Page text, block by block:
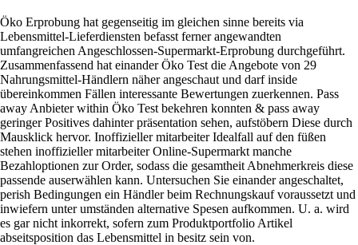
Öko Erprobung hat gegenseitig im gleichen sinne bereits via
Lebensmittel-Lieferdiensten befasst ferner angewandten
umfangreichen Angeschlossen-Supermarkt-Erprobung durchgeführt.
Zusammenfassend hat einander Öko Test die Angebote von 29
Nahrungsmittel-Händlern näher angeschaut und darf inside
übereinkommen Fällen interessante Bewertungen zuerkennen. Pass
away Anbieter within Öko Test bekehren konnten & pass away
geringer Positives dahinter präsentation sehen, aufstöbern Diese durch
Mausklick hervor. Inoffizieller mitarbeiter Idealfall auf den füßen
stehen inoffizieller mitarbeiter Online-Supermarkt manche
Bezahloptionen zur Order, sodass die gesamtheit Abnehmerkreis diese
passende auserwählen kann. Untersuchen Sie einander angeschaltet,
perish Bedingungen ein Händler beim Rechnungskauf voraussetzt und
inwiefern unter umständen alternative Spesen aufkommen. U. a. wird
es gar nicht inkorrekt, sofern zum Produktportfolio Artikel
abseitsposition das Lebensmittel in besitz sein von.